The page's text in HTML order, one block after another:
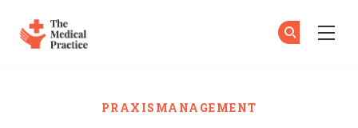
PRAXISMANAGEMENT